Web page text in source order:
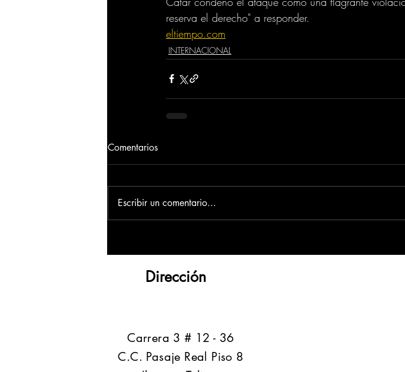
reserva el derecho" a responder.
eltiempo.com
INTERNACIONAL
Comentarios
Escribir un comentario...
Dirección
​Carrera 3 # 12 - 36
C.C. Pasaje Real Piso 8